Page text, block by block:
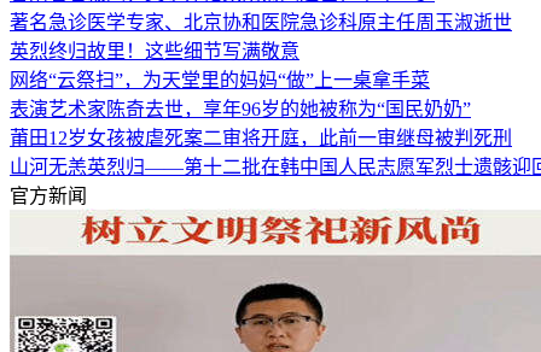
著名急诊医学专家、北京协和医院急诊科原主任周玉淑逝世
英烈终归故里！这些细节写满敬意
网络“云祭扫”，为天堂里的妈妈“做”上一桌拿手菜
表演艺术家陈奇去世，享年96岁的她被称为“国民奶奶”
莆田12岁女孩被虐死案二审将开庭，此前一审继母被判死刑
山河无恙英烈归——第十二批在韩中国人民志愿军烈士遗骸迎
官方新闻